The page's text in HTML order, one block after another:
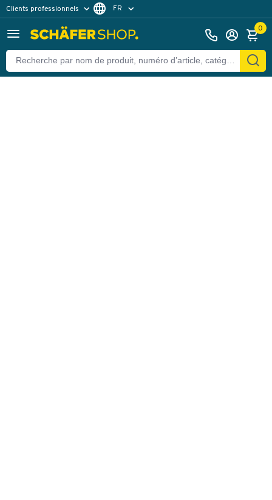
Clients professionnels
Clients particuliers
FR
0
Retour